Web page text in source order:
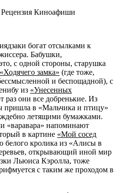
богат отсылками к
Бабушки,
с одной стороны, старушка
«Ходячего замка» (где тоже,
и беспощадной), с
из «Унесенных
раз они все добренькие. Из
пришла в «Мальчика и птицу»
летящими бумажками.
«варавара» напоминают
в картине «Мой сосед
кролика из «Алисы в
открывающий иной мир
Льюиса Кэролла, тоже
с таким же проходом в